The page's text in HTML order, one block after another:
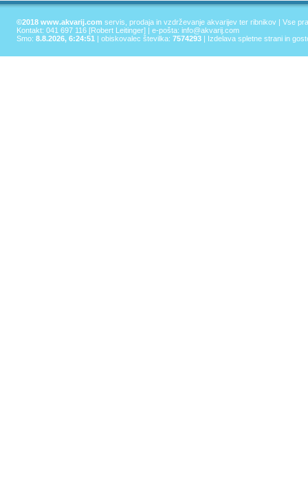
©2018 www.akvarij.com servis, prodaja in vzdrževanje akvarijev ter ribnikov | Vse
Kontakt: 041 697 116 [Robert Leitinger] | e-pošta: info@akvarij.com
Smo: 8.8.2026, 6:24:51 | obiskovalec številka: 7574293 | Izdelava spletne strani in